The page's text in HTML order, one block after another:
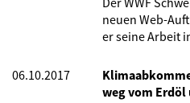
neuen Web-
er seine Arbeit
06.10.2017
weg vom Erdöl